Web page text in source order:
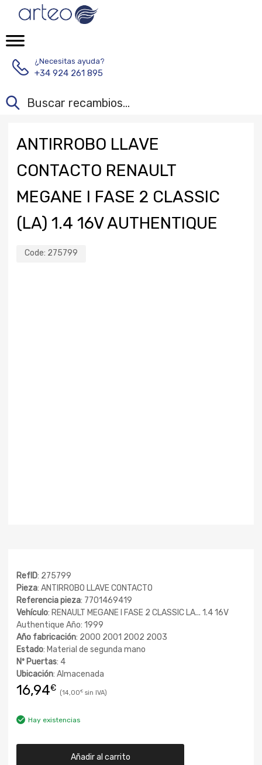
¿Necesitas ayuda?
+34 924 261 895
ANTIRROBO LLAVE
CONTACTO RENAULT
MEGANE I FASE 2 CLASSIC
(LA) 1.4 16V AUTHENTIQUE
Code: 275799
RefID: 275799
Pieza: ANTIRROBO LLAVE CONTACTO
Referencia pieza: 7701469419
Vehículo: RENAULT MEGANE I FASE 2 CLASSIC LA... 1.4 16V
Authentique Año: 1999
Año fabricación: 2000 2001 2002 2003
Estado: Material de segunda mano
Nº Puertas: 4
Ubicación: Almacenada
16,94€ 14,00€
Hay existencias
Añadir al carrito